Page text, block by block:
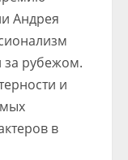
Андрея
за рубежом.
и
в